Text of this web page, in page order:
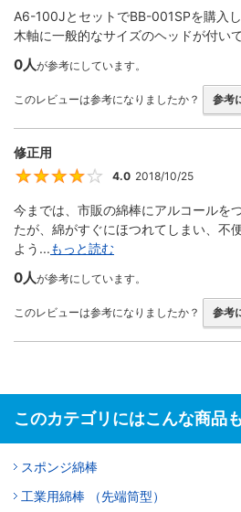
A6-100JとセットでBB-001SPを購入
木軸に一般的なサイズのヘッドが付い
0人が参考にしています。
このレビューは参考になりましたか？ 参考
修正用
4
4.0 2018/10/25
今までは、市販の綿棒にアルコールを
たが、綿がすぐにほつれてしまい、不
よう...もっと読む
0人が参考にしています。
このレビューは参考になりましたか？ 参考
このカテゴリにはこんな商品
スポンジ綿棒
工業用綿棒 （先端筒型）